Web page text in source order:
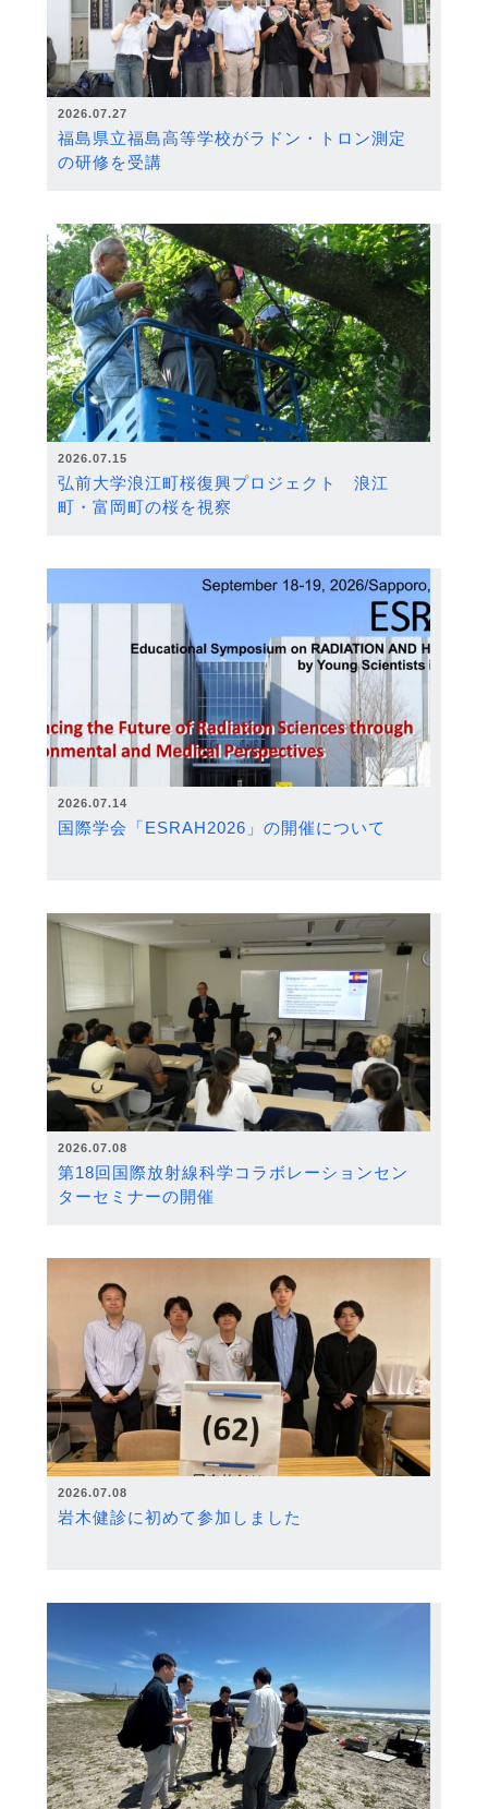
2026.07.27
福島県立福島高等学校がラドン・トロン測定
の研修を受講
2026.07.15
弘前大学浪江町桜復興プロジェクト 浪江
町・富岡町の桜を視察
2026.07.14
国際学会「ESRAH2026」の開催について
2026.07.08
第18回国際放射線科学コラボレーションセン
ターセミナーの開催
2026.07.08
岩木健診に初めて参加しました